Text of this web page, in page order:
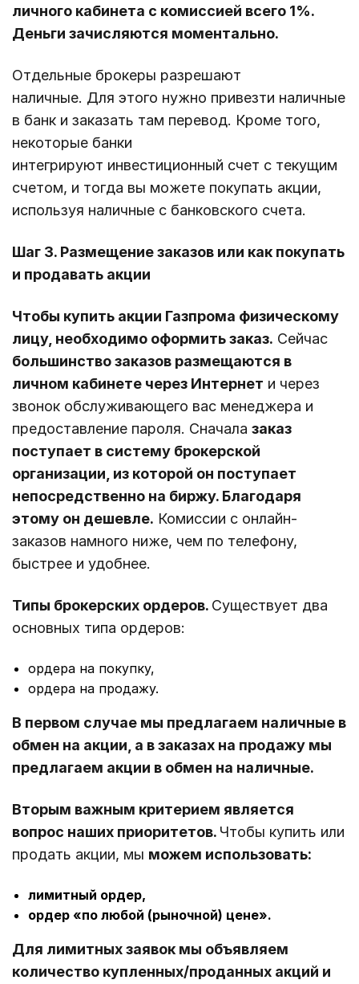
личного кабинета с комиссией всего 1%.
Деньги зачисляются моментально.
Отдельные брокеры разрешают
наличные. Для этого нужно привезти наличные
в банк и заказать там перевод. Кроме того,
некоторые банки
интегрируют инвестиционный счет с текущим
счетом, и тогда вы можете покупать акции,
используя наличные с банковского счета.
Шаг 3. Размещение заказов или как покупать
и продавать акции
Чтобы купить акции Газпрома физическому
лицу, необходимо оформить заказ. Сейчас
большинство заказов размещаются в
личном кабинете через Интернет и через
звонок обслуживающего вас менеджера и
предоставление пароля. Сначала заказ
поступает в систему брокерской
организации, из которой он поступает
непосредственно на биржу. Благодаря
этому он дешевле. Комиссии с онлайн-
заказов намного ниже, чем по телефону,
быстрее и удобнее.
Типы брокерских ордеров. Существует два
основных типа ордеров:
ордера на покупку,
ордера на продажу.
В первом случае мы предлагаем наличные в
обмен на акции, а в заказах на продажу мы
предлагаем акции в обмен на наличные.
Вторым важным критерием является
вопрос наших приоритетов. Чтобы купить или
продать акции, мы можем использовать:
лимитный ордер,
ордер «по любой (рыночной) цене».
Для лимитных заявок мы объявляем
количество купленных/проданных акций и